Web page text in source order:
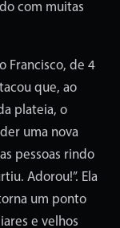
com muitas
Francisco, de 4
que, ao
plateia, o
uma nova
pessoas rindo
Adorou!”. Ela
um ponto
e velhos